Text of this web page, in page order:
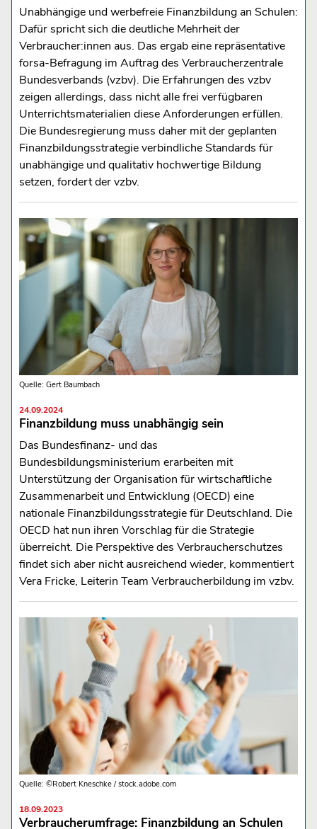
Unabhängige und werbefreie Finanzbildung an Schulen:
Dafür spricht sich die deutliche Mehrheit der
Verbraucher:innen aus. Das ergab eine repräsentative
forsa-Befragung im Auftrag des Verbraucherzentrale
Bundesverbands (vzbv). Die Erfahrungen des vzbv
zeigen allerdings, dass nicht alle frei verfügbaren
Unterrichtsmaterialien diese Anforderungen erfüllen.
Die Bundesregierung muss daher mit der geplanten
Finanzbildungsstrategie verbindliche Standards für
unabhängige und qualitativ hochwertige Bildung
setzen, fordert der vzbv.
Quelle: Gert Baumbach
24.09.2024
Finanzbildung muss unabhängig sein
Das Bundesfinanz- und das
Bundesbildungsministerium erarbeiten mit
Unterstützung der Organisation für wirtschaftliche
Zusammenarbeit und Entwicklung (OECD) eine
nationale Finanzbildungsstrategie für Deutschland. Die
OECD hat nun ihren Vorschlag für die Strategie
überreicht. Die Perspektive des Verbraucherschutzes
findet sich aber nicht ausreichend wieder, kommentiert
Vera Fricke, Leiterin Team Verbraucherbildung im vzbv.
Quelle: ©Robert Kneschke / stock.adobe.com
18.09.2023
Verbraucherumfrage: Finanzbildung an Schulen